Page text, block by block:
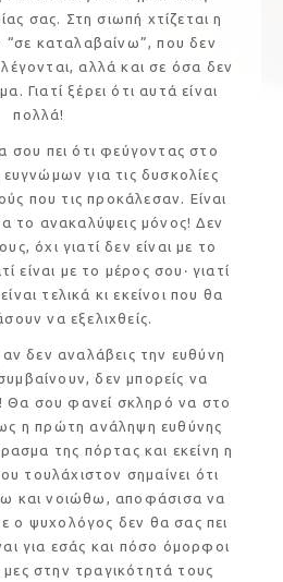
σας. Στη σιωπή χτίζεται η
“σε καταλαβαίνω”, που δεν
αλλά και σε όσα δεν
Γιατί ξέρει ότι αυτά είναι
πολλά!
σου πει ότι φεύγοντας στο
για τις δυσκολίες
που τις προκάλεσαν. Είναι
το ανακαλύψεις μόνος! Δεν
όχι γιατί δεν είναι με το
είναι με το μέρος σου‧ γιατί
τελικά κι εκείνοι που θα
να εξελιχθείς.
δεν αναλάβεις την ευθύνη
δεν μπορείς να
Θα σου φανεί σκληρό να στο
η πρώτη ανάληψη ευθύνης
της πόρτας και εκείνη η
τουλάχιστον σημαίνει ότι
και νοιώθω, αποφάσισα να
ο ψυχολόγος δεν θα σας πει
για εσάς και πόσο όμορφοι
μες στην τραγικότητά τους